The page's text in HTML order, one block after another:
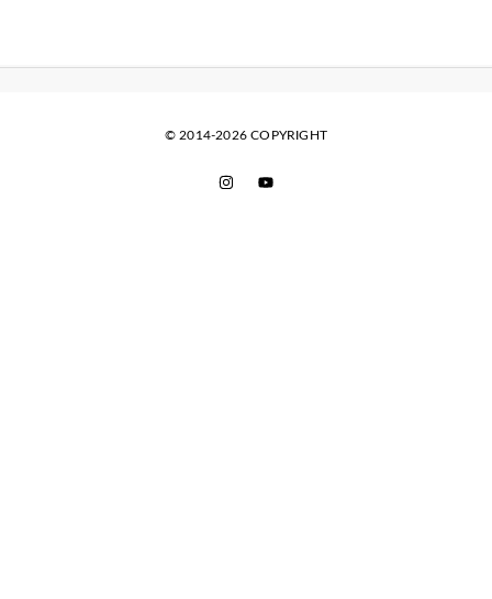
© 2014-2026 COPYRIGHT